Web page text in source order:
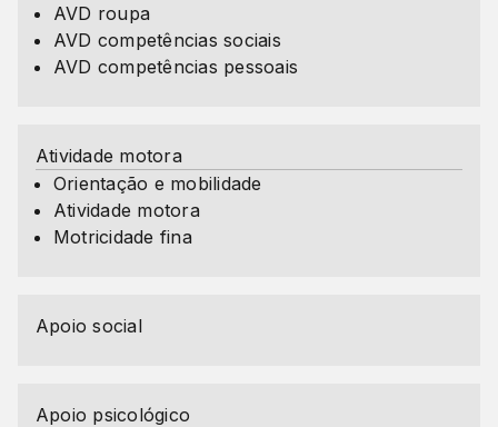
AVD roupa
AVD competências sociais
AVD competências pessoais
Atividade motora
Orientação e mobilidade
Atividade motora
Motricidade fina
Apoio social
Apoio psicológico